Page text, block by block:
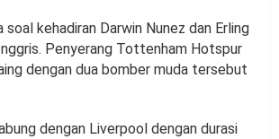
soal kehadiran Darwin Nunez dan Erling
Penyerang Tottenham Hotspur
dengan dua bomber muda tersebut
dengan Liverpool dengan durasi